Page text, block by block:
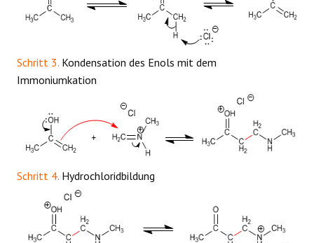
Schritt 3. Kondensation des Enols mit dem
Immoniumkation
Schritt 4. Hydrochloridbildung